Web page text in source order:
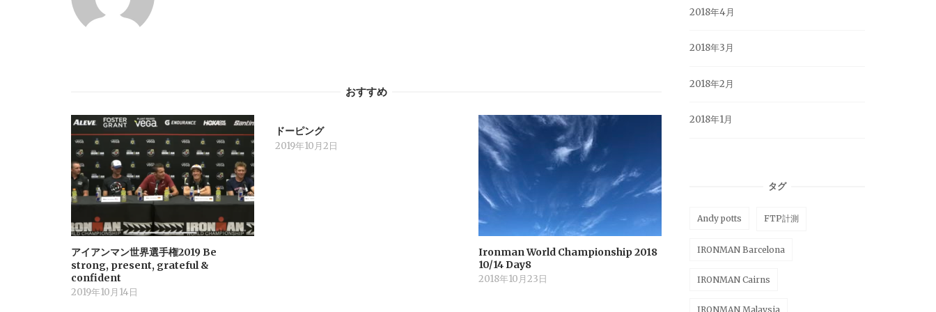
ー
ン
おすすめ
アイアンマン世界選手権2019 Be
strong, present, grateful &
confident
2019年10月14日
ドーピング
2019年10月2日
Ironman World Championship 2018
10/14 Day8
2018年10月23日
2018年4月
2018年3月
2018年2月
2018年1月
タグ
Andy potts FTP計測
IRONMAN Barcelona
IRONMAN Cairns
IRONMAN Malaysia